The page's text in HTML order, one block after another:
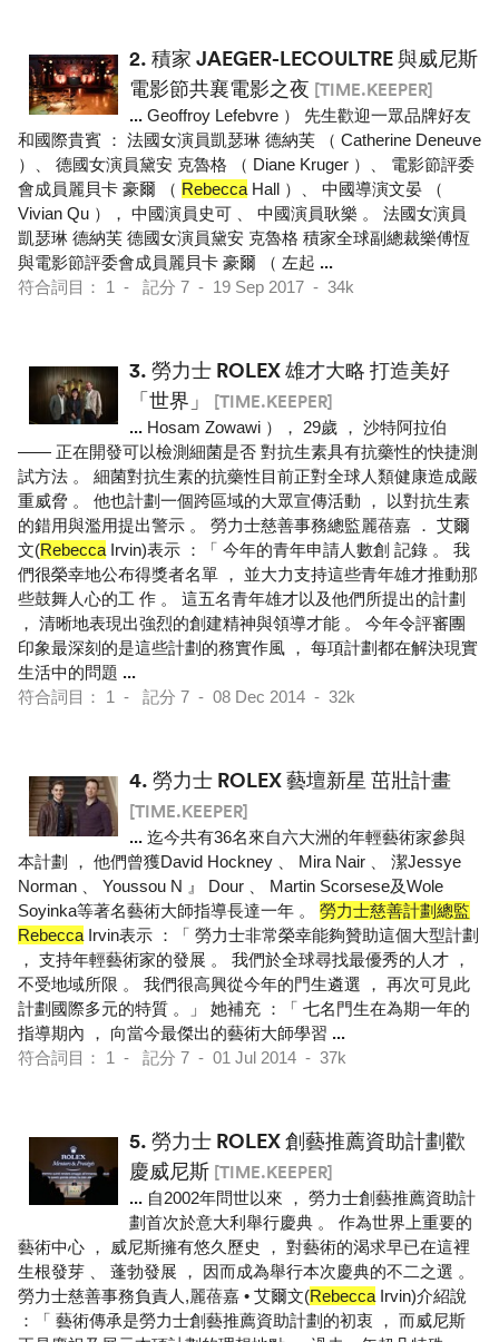
2. 積家 JAEGER-LECOULTRE 與威尼斯
電影節共襄電影之夜 [TIME.KEEPER]
... Geoffroy Lefebvre ） 先生歡迎一眾品牌好友
和國際貴賓 ： 法國女演員凱瑟琳 德納芙 （ Catherine Deneuve
）、 德國女演員黛安 克魯格 （ Diane Kruger ）、 電影節評委
會成員麗貝卡 豪爾 （ Rebecca Hall ）、 中國導演文晏 （
Vivian Qu ）， 中國演員史可 、 中國演員耿樂 。 法國女演員
凱瑟琳 德納芙 德國女演員黛安 克魯格 積家全球副總裁樂傅恆
與電影節評委會成員麗貝卡 豪爾 （ 左起 ...
符合詞目： 1 - 記分 7 - 19 Sep 2017 - 34k
3. 勞力士 ROLEX 雄才大略 打造美好
「世界」
[TIME.KEEPER]
... Hosam Zowawi ）， 29歲 ， 沙特阿拉伯
—— 正在開發可以檢測細菌是否 對抗生素具有抗藥性的快捷測
試方法 。 細菌對抗生素的抗藥性目前正對全球人類健康造成嚴
重威脅 。 他也計劃一個跨區域的大眾宣傳活動 ， 以對抗生素
的錯用與濫用提出警示 。 勞力士慈善事務總監麗蓓嘉 ． 艾爾
文(Rebecca Irvin)表示 ：「 今年的青年申請人數創 記錄 。 我
們很榮幸地公布得獎者名單 ， 並大力支持這些青年雄才推動那
些鼓舞人心的工 作 。 這五名青年雄才以及他們所提出的計劃
， 清晰地表現出強烈的創建精神與領導才能 。 今年令評審團
印象最深刻的是這些計劃的務實作風 ， 每項計劃都在解決現實
生活中的問題 ...
符合詞目： 1 - 記分 7 - 08 Dec 2014 - 32k
4. 勞力士 ROLEX 藝壇新星 茁壯計畫
[TIME.KEEPER]
... 迄今共有36名來自六大洲的年輕藝術家參與
本計劃 ， 他們曾獲David Hockney 、 Mira Nair 、 潔Jessye
Norman 、 Youssou N 』 Dour 、 Martin Scorsese及Wole
Soyinka等著名藝術大師指導長達一年 。 勞力士慈善計劃總監
Rebecca Irvin表示 ：「 勞力士非常榮幸能夠贊助這個大型計劃
， 支持年輕藝術家的發展 。 我們於全球尋找最優秀的人才 ，
不受地域所限 。 我們很高興從今年的門生遴選 ， 再次可見此
計劃國際多元的特質 。」 她補充 ：「 七名門生在為期一年的
指導期內 ， 向當今最傑出的藝術大師學習 ...
符合詞目： 1 - 記分 7 - 01 Jul 2014 - 37k
5. 勞力士 ROLEX 創藝推薦資助計劃歡
慶威尼斯 [TIME.KEEPER]
... 自2002年問世以來 ， 勞力士創藝推薦資助計
劃首次於意大利舉行慶典 。 作為世界上重要的
藝術中心 ， 威尼斯擁有悠久歷史 ， 對藝術的渴求早已在這裡
生根發芽 、 蓬勃發展 ， 因而成為舉行本次慶典的不二之選 。
勞力士慈善事務負責人,麗蓓嘉 • 艾爾文(Rebecca Irvin)介紹說
：「 藝術傳承是勞力士創藝推薦資助計劃的初衷 ， 而威尼斯